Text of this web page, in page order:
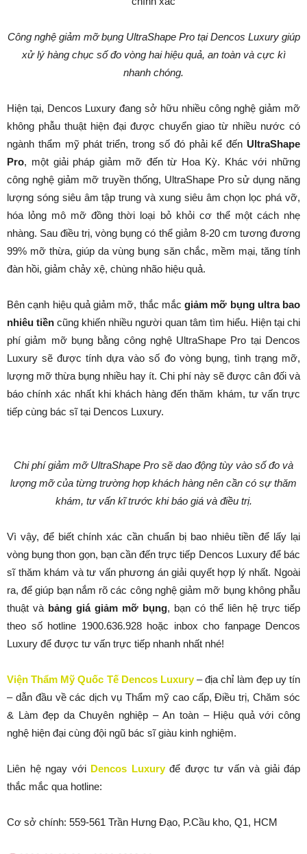
Công nghệ giảm mỡ bụng UltraShape Pro tại Dencos Luxury giúp
xử lý hàng chục số đo vòng hai hiệu quả, an toàn và cực kì
nhanh chóng.
Hiện tại, Dencos Luxury đang sở hữu nhiều công nghệ giảm mỡ
không phẫu thuật hiện đại được chuyển giao từ nhiều nước có
ngành thẩm mỹ phát triển, trong số đó phải kể đến UltraShape
Pro, một giải pháp giảm mỡ đến từ Hoa Kỳ. Khác với những
công nghệ giảm mỡ truyền thống, UltraShape Pro sử dụng năng
lượng sóng siêu âm tập trung và xung siêu âm chọn lọc phá vỡ,
hóa lỏng mô mỡ đồng thời loại bỏ khỏi cơ thể một cách nhẹ
nhàng. Sau điều trị, vòng bụng có thể giảm 8-20 cm tương đương
99% mỡ thừa, giúp da vùng bụng săn chắc, mềm mại, tăng tính
đàn hồi, giảm chảy xệ, chùng nhão hiệu quả.
Bên cạnh hiệu quả giảm mỡ, thắc mắc giảm mỡ bụng ultra bao
nhiêu tiền cũng khiến nhiều người quan tâm tìm hiểu. Hiện tại chi
phí giảm mỡ bụng bằng công nghệ UltraShape Pro tại Dencos
Luxury sẽ được tính dựa vào số đo vòng bụng, tình trạng mỡ,
lượng mỡ thừa bụng nhiều hay ít. Chi phí này sẽ được cân đối và
báo chính xác nhất khi khách hàng đến thăm khám, tư vấn trực
tiếp cùng bác sĩ tại Dencos Luxury.
Chi phí giảm mỡ UltraShape Pro sẽ dao động tùy vào số đo và
lượng mỡ của từng trường hợp khách hàng nên cần có sự thăm
khám, tư vấn kĩ trước khi báo giá và điều trị.
Vì vậy, để biết chính xác cần chuẩn bị bao nhiêu tiền để lấy lại
vòng bụng thon gọn, bạn cần đến trực tiếp Dencos Luxury để bác
sĩ thăm khám và tư vấn phương án giải quyết hợp lý nhất. Ngoài
ra, để giúp bạn nắm rõ các công nghệ giảm mỡ bụng không phẫu
thuật và bảng giá giảm mỡ bụng, bạn có thể liên hệ trực tiếp
theo số hotline 1900.636.928 hoặc inbox cho fanpage Dencos
Luxury để được tư vấn trực tiếp nhanh nhất nhé!
Viện Thẩm Mỹ Quốc Tế Dencos Luxury– địa chỉ làm đẹp uy tín
– dẫn đầu về các dịch vụ Thẩm mỹ cao cấp, Điều trị, Chăm sóc
& Làm đẹp da Chuyên nghiệp – An toàn – Hiệu quả với công
nghệ hiện đại cùng đội ngũ bác sĩ giàu kinh nghiệm.
Liên hệ ngay với Dencos Luxuryđể được tư vấn và giải đáp
thắc mắc qua hotline:
Cơ sở chính: 559-561 Trần Hưng Đạo, P.Cầu kho, Q1, HCM